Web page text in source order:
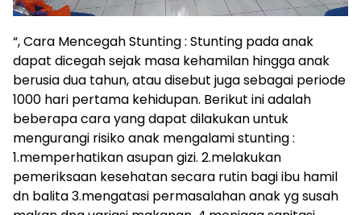
“, Cara Mencegah Stunting : Stunting pada anak
dapat dicegah sejak masa kehamilan hingga anak
berusia dua tahun, atau disebut juga sebagai periode
1000 hari pertama kehidupan. Berikut ini adalah
beberapa cara yang dapat dilakukan untuk
mengurangi risiko anak mengalami stunting :
1.memperhatikan asupan gizi. 2.melakukan
pemeriksaan kesehatan secara rutin bagi ibu hamil
dn balita 3.mengatasi permasalahan anak yg susah